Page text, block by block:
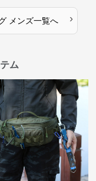
メンズ一覧へ ›
ム